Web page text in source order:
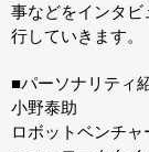
事などをインタビ
行していきます。
■パーソナリティ
小野泰助
ロボットベンチャ